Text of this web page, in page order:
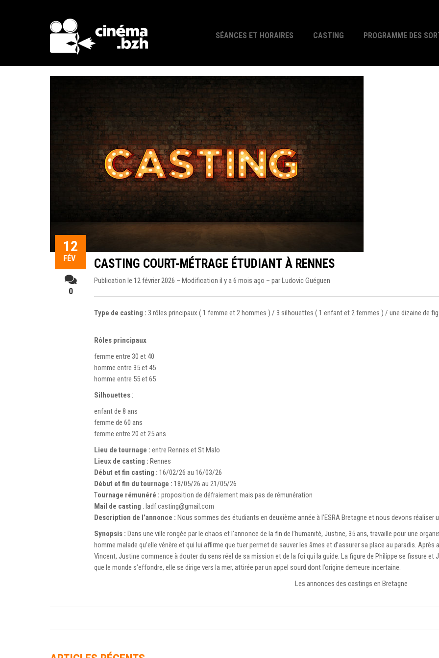
SÉANCES ET HORAIRES CASTING PROGRAMME DES
12
FÉV
0
CASTING COURT-MÉTRAGE ÉTUDIANT À RENNES
Publication le 12 février 2026 – Modification il y a 6 mois ago – parLudovic Guéguen
Type de casting : 3 rôles principaux ( 1 femme et 2 hommes ) / 3 silhouettes ( 1 enfant et 2 femmes ) / une dizaine de
Rôles principaux
femme entre 30 et 40
homme entre 35 et 45
homme entre 55 et 65
Silhouettes :
enfant de 8 ans
femme de 60 ans
femme entre 20 et 25 ans
Lieu de tournage : entre Rennes et St Malo
Lieux de casting : Rennes
Début et fin casting : 16/02/26 au 16/03/26
Début et fin du tournage : 18/05/26 au 21/05/26
Tournage rémunéré : proposition de défraiement mais pas de rémunération
Mail de casting : ladf.casting@gmail.com
Description de l’annonce : Nous sommes des étudiants en deuxième année à l’ESRA Bretagne et nous devons réaliser
Synopsis : Dans une ville rongée par le chaos et l’annonce de la fin de l’humanité, Justine, 35 ans, travaille pour une
homme malade qu’elle vénère et qui lui affirme que tuer permet de sauver les âmes et d’assurer sa place au paradis.
Vincent, Justine commence à douter du sens réel de sa mission et de la foi qui la guide. La figure de Philippe se fissure
que le monde s’effondre, elle se dirige vers la mer, attirée par un appel sourd dont l’origine demeure incertaine.
Les annonces des castings en Bretagne